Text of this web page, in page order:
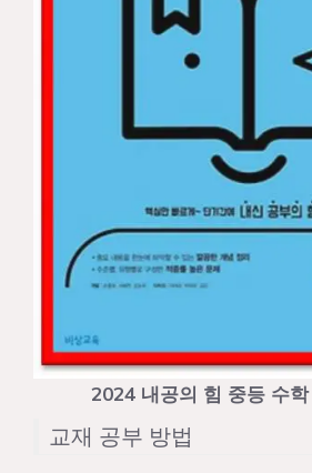
2024 내공의 힘 중등 수
교재 공부 방법